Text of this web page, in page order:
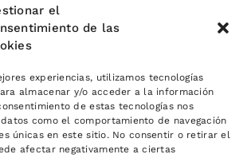
el
de las
experiencias, utilizamos tecnologías
almacenar y/o acceder a la información
de estas tecnologías nos
como el comportamiento de navegación
únicas en este sitio. No consentir o retirar el
afectar negativamente a ciertas
de mercancías
logísticos y gestión de